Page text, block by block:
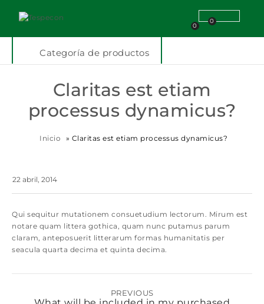
0
0
Categoría de productos
Claritas est etiam
processus dynamicus?
Inicio » Claritas est etiam processus dynamicus?
22 abril, 2014
Qui sequitur mutationem consuetudium lectorum. Mirum est
notare quam littera gothica, quam nunc putamus parum
claram, anteposuerit litterarum formas humanitatis per
seacula quarta decima et quinta decima.
PREVIOUS